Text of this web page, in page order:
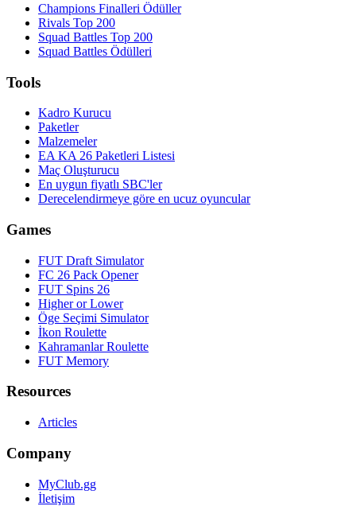
Champions Finalleri Ödüller
Rivals Top 200
Squad Battles Top 200
Squad Battles Ödülleri
Tools
Kadro Kurucu
Paketler
Malzemeler
EA KA 26 Paketleri Listesi
Maç Oluşturucu
En uygun fiyatlı SBC'ler
Derecelendirmeye göre en ucuz oyuncular
Games
FUT Draft Simulator
FC 26 Pack Opener
FUT Spins 26
Higher or Lower
Öge Seçimi Simulator
İkon Roulette
Kahramanlar Roulette
FUT Memory
Resources
Articles
Company
MyClub.gg
İletişim